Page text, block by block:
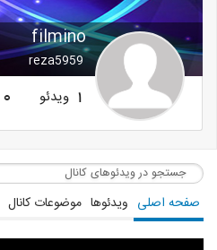
filmino
reza5959
1 ویدئو 0
صفحه اصلی ویدئوها موضوعات کانال